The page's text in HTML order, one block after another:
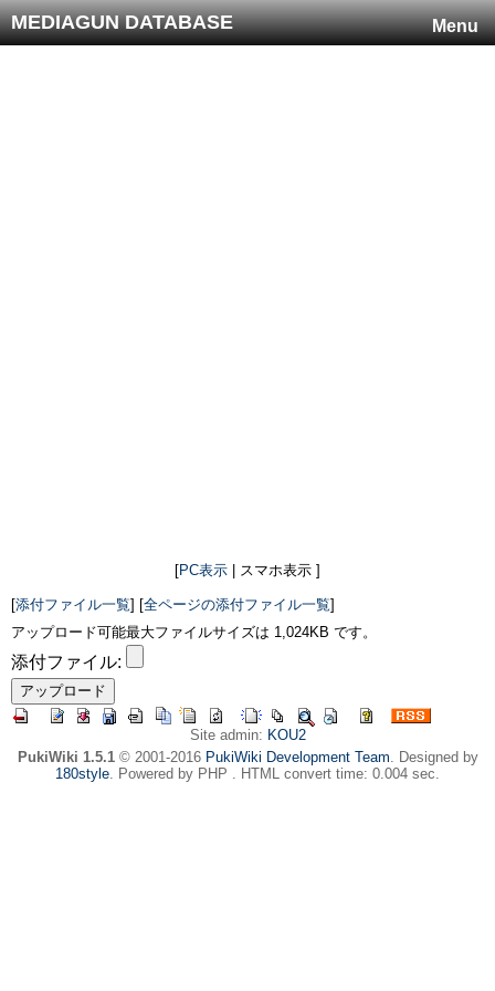
Menu
MEDIAGUN DATABASE
[PC表示 | スマホ表示 ]
[添付ファイル一覧] [全ページの添付ファイル一覧]
アップロード可能最大ファイルサイズは 1,024KB です。
添付ファイル:
Site admin: KOU2
PukiWiki 1.5.1© 2001-2016 PukiWiki Development Team. Designed by
180style. Powered by PHP . HTML convert time: 0.004 sec.